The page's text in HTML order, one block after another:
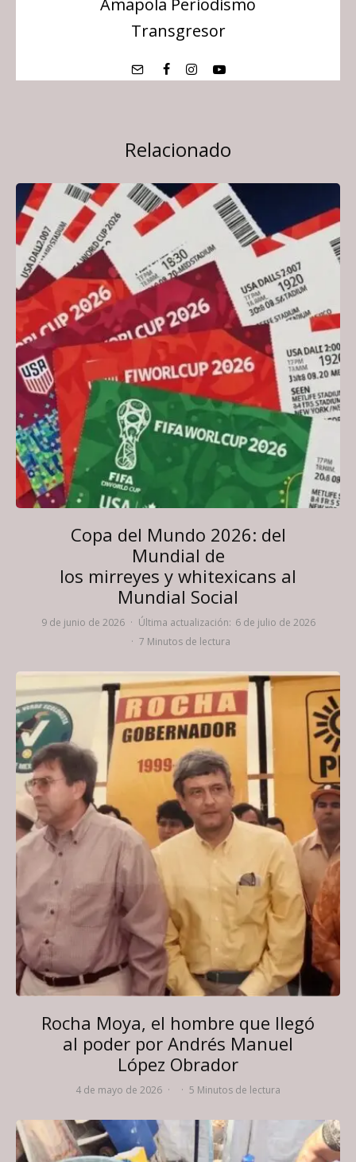
Transgresor
Relacionado
Copa del Mundo 2026: del
Mundial de
los mirreyes y whitexicans al
Mundial Social
9 de junio de 2026 · Última actualización: 6 de julio de 2026
· 7 Minutos de lectura
Rocha Moya, el hombre que llegó
al poder por Andrés Manuel
López Obrador
4 de mayo de 2026 · · 5 Minutos de lectura